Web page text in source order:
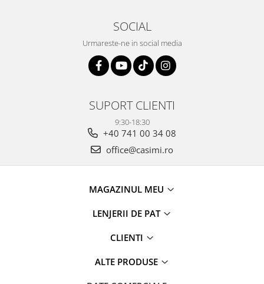
SOCIAL
Urmareste-ne in social media
SUPORT CLIENTI
9:30-18:30
+40 741 00 34 08
office@casimi.ro
MAGAZINUL MEU
LENJERII DE PAT
CLIENTI
ALTE PRODUSE